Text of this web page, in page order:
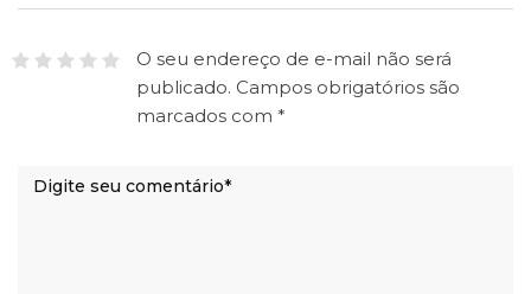
O seu endereço de e-mail não será
publicado. Campos obrigatórios são
marcados com *